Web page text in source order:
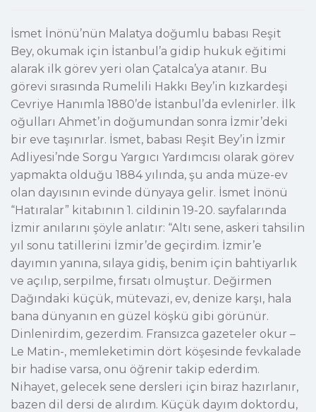
İsmet İnönü’nün Malatya doğumlu babası Reşit
Bey, okumak için İstanbul’a gidip hukuk eğitimi
alarak ilk görev yeri olan Çatalca’ya atanır. Bu
görevi sırasında Rumelili Hakkı Bey’in kızkardeşi
Cevriye Hanımla 1880’de İstanbul’da evlenirler. İlk
oğulları Ahmet’in doğumundan sonra İzmir’deki
bir eve taşınırlar. İsmet, babası Reşit Bey’in İzmir
Adliyesi’nde Sorgu Yargıcı Yardımcısı olarak görev
yapmakta olduğu 1884 yılında, şu anda müze-ev
olan dayısının evinde dünyaya gelir. İsmet İnönü
“Hatıralar” kitabının 1. cildinin 19-20. sayfalarında
İzmir anılarını şöyle anlatır: “Altı sene, askeri tahsilin
yıl sonu tatillerini İzmir’de geçirdim. İzmir’e
dayımın yanına, sılaya gidiş, benim için bahtiyarlık
ve açılıp, serpilme, fırsatı olmuştur. Değirmen
Dağındaki küçük, mütevazi, ev, denize karşı, hala
bana dünyanın en güzel köşkü gibi görünür.
Dinlenirdim, gezerdim. Fransızca gazeteler okur –
Le Matin-, memleketimin dört köşesinde fevkalade
bir hadise varsa, onu öğrenir takip ederdim.
Nihayet, gelecek sene dersleri için biraz hazırlanır,
bazen dil dersi de alırdım. Küçük dayım doktordu,